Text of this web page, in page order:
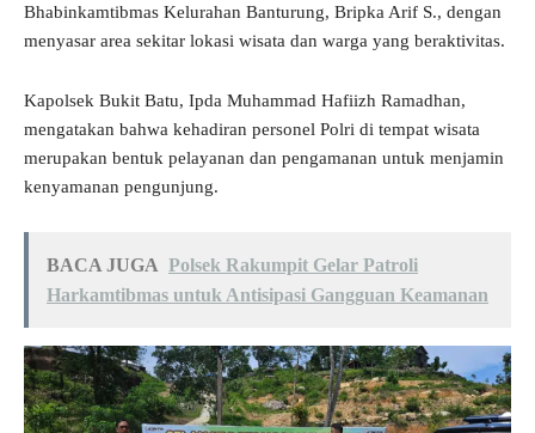
Bhabinkamtibmas Kelurahan Banturung, Bripka Arif S., dengan
menyasar area sekitar lokasi wisata dan warga yang beraktivitas.
Kapolsek Bukit Batu, Ipda Muhammad Hafiizh Ramadhan,
mengatakan bahwa kehadiran personel Polri di tempat wisata
merupakan bentuk pelayanan dan pengamanan untuk menjamin
kenyamanan pengunjung.
BACA JUGA Polsek Rakumpit Gelar Patroli
Harkamtibmas untuk Antisipasi Gangguan Keamanan